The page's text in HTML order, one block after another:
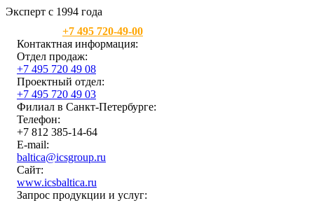
Эксперт с 1994 года
+7 495 720-49-00
Контактная информация:
Отдел продаж:
+7 495 720 49 08
Проектный отдел:
+7 495 720 49 03
Филиал в Санкт-Петербурге:
Телефон:
+7 812 385-14-64
E-mail:
baltica@icsgroup.ru
Сайт:
www.icsbaltica.ru
Запрос продукции и услуг: